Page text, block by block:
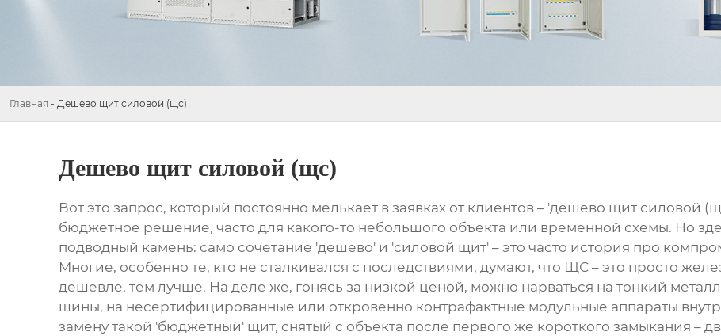
Главная - Дешево щит силовой (щс)
Дешево щит силовой (щс)
Вот это запрос, который постоянно мелькает в заявках от клиентов – 'дешево щит силовой
бюджетное решение, часто для какого-то небольшого объекта или временной схемы. Но
подводный камень: само сочетание 'дешево' и 'силовой щит' – это часто история про
Многие, особенно те, кто не сталкивался с последствиями, думают, что ЩС – это просто
дешевле, тем лучше. На деле же, гонясь за низкой ценой, можно нарваться на тонкий
шины, на несертифицированные или откровенно контрафактные модульные аппараты
замену такой 'бюджетный' щит, снятый с объекта после первого же короткого замыкания –